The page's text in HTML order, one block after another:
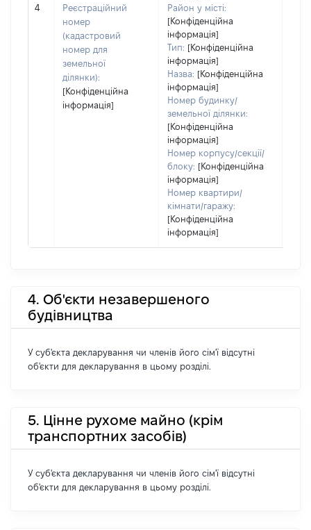
4
Реєстраційний
номер
(кадастровий
номер для
земельної
ділянки):
[Конфіденційна
інформація]
Район у місті:
[Конфіденційна
інформація]
Тип: [Конфіденційна
інформація]
Назва: [Конфіденційна
інформація]
Номер будинку/
земельної ділянки:
[Конфіденційна
інформація]
Номер корпусу/секції/
блоку: [Конфіденційна
інформація]
Номер квартири/
кімнати/гаражу:
[Конфіденційна
інформація]
4. Об'єкти незавершеного
будівництва
У суб'єкта декларування чи членів його сім'ї відсутні
об'єкти для декларування в цьому розділі.
5. Цінне рухоме майно (крім
транспортних засобів)
У суб'єкта декларування чи членів його сім'ї відсутні
об'єкти для декларування в цьому розділі.